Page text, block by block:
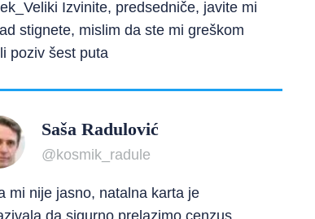
Izvinite, predsedniče, javite mi
stignete, mislim da ste mi greškom
poziv šest puta
Saša Radulović
@kosmik_radule
mi nije jasno, natalna karta je